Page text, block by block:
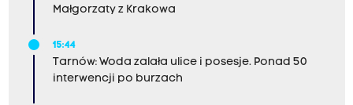
Małgorzaty z Krakowa
15:44
Tarnów: Woda zalała ulice i posesje. Ponad 50
interwencji po burzach